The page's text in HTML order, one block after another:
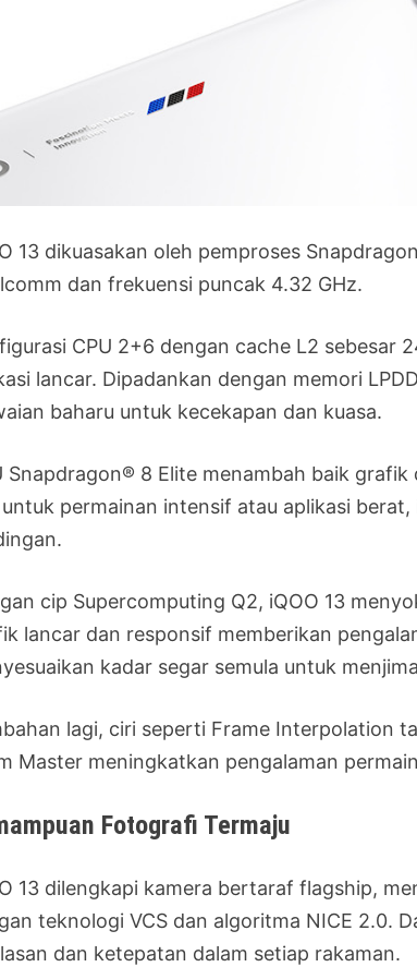
13 dikuasakan oleh pemproses
dan frekuensi puncak 4.32 GHz.
CPU 2+6 dengan cache L2 sebesar
lancar. Dipadankan dengan memori
baharu untuk kecekapan dan kuasa.
Snapdragon® 8 Elite menambah baik
permainan intensif atau aplikasi
cip Supercomputing Q2, iQOO 13
lancar dan responsif memberikan
kadar segar semula untuk
lagi, ciri seperti Frame Interpolation
Master meningkatkan pengalaman
Fotografi Termaju
13 dilengkapi kamera bertaraf flagship,
teknologi VCS dan algoritma NICE 2.0.
dan ketepatan dalam setiap rakaman.